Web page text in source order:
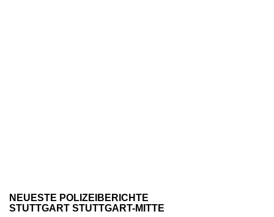
NEUESTE POLIZEIBERICHTE
STUTTGART STUTTGART-MITTE